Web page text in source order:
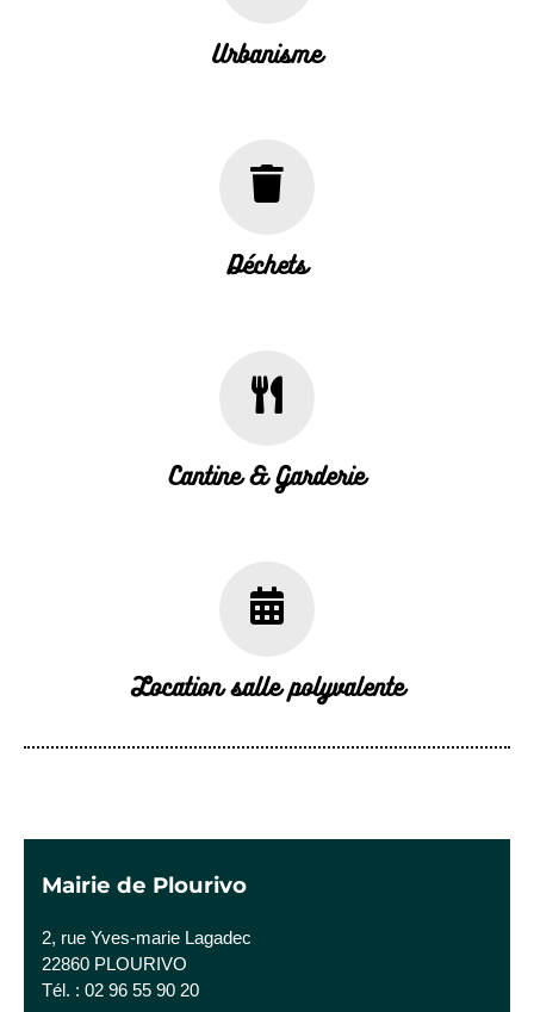
Urbanisme
Déchets
Cantine & Garderie
Location salle polyvalente
Mairie de Plourivo
2, rue Yves-marie Lagadec
22860 PLOURIVO
Tél. : 02 96 55 90 20